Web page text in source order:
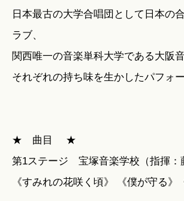
日本最古の大学合唱団として日本の
ラブ、
関西唯一の音楽単科大学である大阪音
それぞれの持ち味を生かしたパフォ
★ 曲目 ★
第1ステージ 宝塚音楽学校（指揮
《すみれの花咲く頃》 《僕が守る